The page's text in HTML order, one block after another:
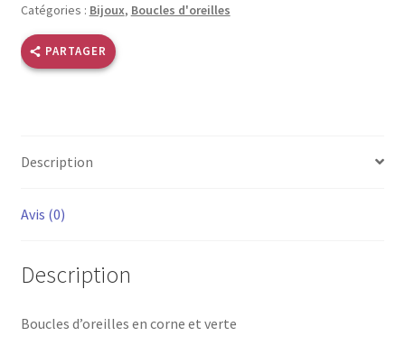
vert
Catégories : Bijoux, Boucles d'oreilles
PARTAGER
Description
Avis (0)
Description
Boucles d’oreilles en corne et verte